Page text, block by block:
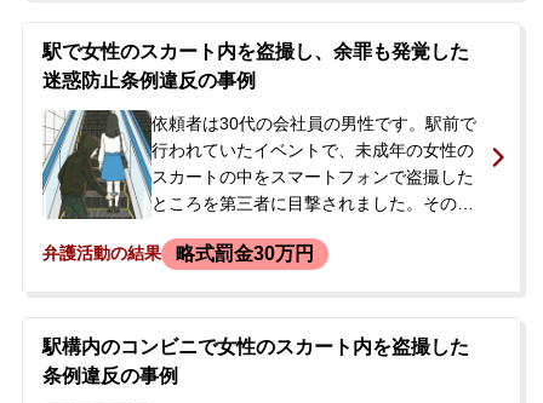
されていることも発覚しました。依頼者に
は過去に同様の行為で捜査対象となったも
のの事件化はされなかった経緯があり、今
回は起訴されることを何としても避けたい
との思いで、今後の対応について相談に来
られました。
駅で女性のスカート内を盗撮し、余罪も発覚した
迷惑防止条例違反の事例
依頼者は30代の会社員の男性です。駅前で
行われていたイベントで、未成年の女性の
スカートの中をスマートフォンで盗撮した
ところを第三者に目撃されました。その場
官に取り押さえられ逮捕されました。警察
た。逮捕の翌日、行方が分からなくなって
いた依頼者を捜していたご家族が警察に問
い合わせたところ、事件に関わっているが
弁護活動の結果 略式罰金30万円
駅構内のコンビニで女性のスカート内を盗撮した
条例違反の事例